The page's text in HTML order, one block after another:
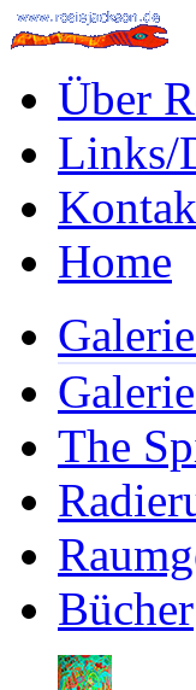
Über
Links/
Home
The
Bücher